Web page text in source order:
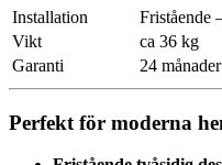
Installation
Fristående
Vikt
ca 36 kg
Garanti
24 månader
Perfekt för moderna